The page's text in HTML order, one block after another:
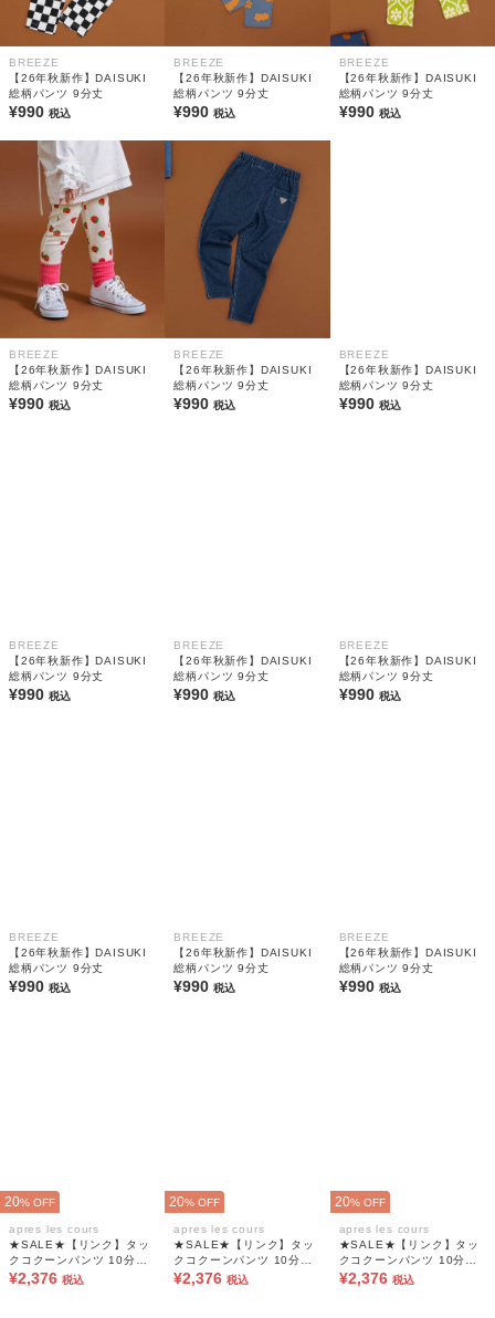
BREEZE
【26年秋新作】DAISUKI
総柄パンツ 9分丈
¥990 税込
BREEZE
【26年秋新作】DAISUKI
総柄パンツ 9分丈
¥990税込
BREEZE
【26年秋新作】DAISUKI
総柄パンツ 9分丈
¥990 税込
BREEZE
【26年秋新作】DAISUKI
総柄パンツ 9分丈
¥990 税込
BREEZE
【26年秋新作】DAISUKI
総柄パンツ 9分丈
¥990税込
BREEZE
【26年秋新作】DAISUKI
総柄パンツ 9分丈
¥990 税込
BREEZE
【26年秋新作】DAISUKI
総柄パンツ 9分丈
¥990 税込
BREEZE
【26年秋新作】DAISUKI
総柄パンツ 9分丈
¥990税込
BREEZE
【26年秋新作】DAISUKI
総柄パンツ 9分丈
¥990 税込
BREEZE
【26年秋新作】DAISUKI
総柄パンツ 9分丈
¥990 税込
BREEZE
【26年秋新作】DAISUKI
総柄パンツ 9分丈
¥990税込
BREEZE
【26年秋新作】DAISUKI
総柄パンツ 9分丈
¥990 税込
20% OFF
apres les cours
★SALE★【リンク】タッ
クコクーンパンツ 10分丈
(セットアップ可)
¥2,376 税込
20% OFF
apres les cours
★SALE★【リンク】タッ
クコクーンパンツ 10分丈
(セットアップ可)
¥2,376 税込
20% OFF
apres les cours
★SALE★【リンク】タッ
クコクーンパンツ 10分丈
(セットアップ可)
¥2,376 税込